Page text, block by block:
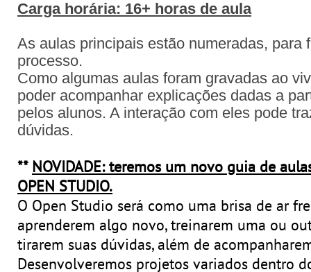
Carga horária: 16+ horas de aula
As aulas principais estão numeradas, para
processo.
Como algumas aulas foram gravadas ao
poder acompanhar explicações dadas a
pelos alunos. A interação com eles pode
dúvidas.
** NOVIDADE: teremos um novo guia de
OPEN STUDIO.
O Open Studio será como uma brisa de ar
aprenderem algo novo, treinarem uma ou
tirarem suas dúvidas, além de
Desenvolveremos projetos variados dentro